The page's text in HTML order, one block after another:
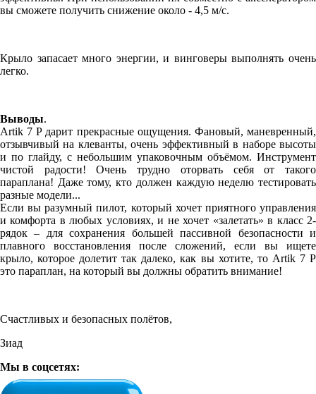
вы сможете получить снижение около - 4,5 м/с.
Крыло запасает много энергии, и винговеры выполнять очень
легко.
Выводы.
Artik 7 P дарит прекрасные ощущения. Фановый, маневренный,
отзывчивый на клеванты, очень эффективный в наборе высоты
и по глайду, с небольшим упаковочным объёмом. Инструмент
чистой радости! Очень трудно оторвать себя от такого
параплана! Даже тому, кто должен каждую неделю тестировать
разные модели...
Если вы разумный пилот, который хочет приятного управления
и комфорта в любых условиях, и не хочет «залетать» в класс 2-
рядок – для сохранения большей пассивной безопасности и
плавного восстановления после сложений, если вы ищете
крыло, которое долетит так далеко, как вы хотите, то Artik 7 P
это параплан, на который вы должны обратить внимание!
Счастливых и безопасных полётов,
Зиад
Мы в соцсетях: